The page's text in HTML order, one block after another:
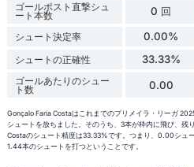
ゴールポスト直撃シュ
ート本数 0 回
シュート決定率 0.00%
シュートの正確性 33.33%
ゴールあたりのシュー
ト数 0.00
Gonçalo Faria Costaはこれまでのプリメイラ・リーガ
シュートを放ちました。そのうち、3本が枠内に飛び、残
Costaのシュート精度は33.33%です。つまり、0.00シュ
1.44本のシュートを打つということです。